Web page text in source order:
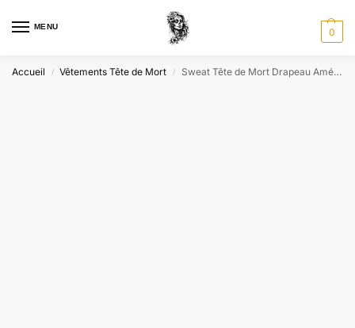
MENU 0
Accueil / Vêtements Tête de Mort / Sweat Tête de Mort Drapeau Américain